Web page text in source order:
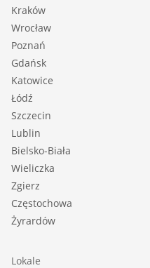
Kraków
Wrocław
Poznań
Gdańsk
Katowice
Łódź
Szczecin
Lublin
Bielsko-Biała
Wieliczka
Zgierz
Częstochowa
Żyrardów
Lokale